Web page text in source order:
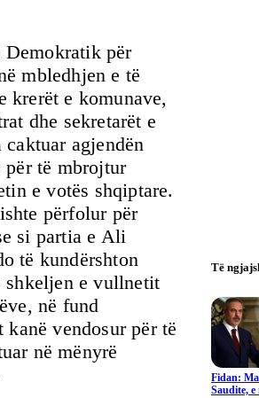
për
mbledhjen e të
krerët e komunave,
dhe sekretarët e
caktuar agjendën
për të mbrojtur
e votës shqiptare.
përfolur për
si partia e Ali
të kundërshton
shkeljen e vullnetit
në fund
kanë vendosur për të
në mënyrë
Të
Fidan:
Saudite,